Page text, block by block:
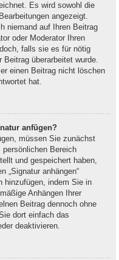
Es wird sowohl die
angezeigt.
niemand auf Ihren Beitrag
oder Moderator Ihren
falls sie es für nötig
überarbeitet wurde.
einen Beitrag nicht löschen
hat.
anfügen?
müssen Sie zunächst
Bereich
und gespeichert haben,
„Signatur anhängen“
hinzufügen, indem Sie in
Anhängen Ihrer
Beitrag dennoch ohne
dort einfach das
deaktivieren.